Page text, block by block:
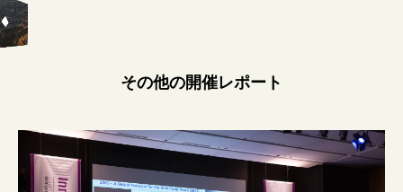
その他の開催レポート